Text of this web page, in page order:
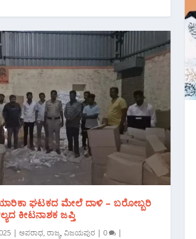
ಘಟಕದ ಮೇಲೆ ದಾಳಿ – ಬರೋಬ್ಬರಿ
ಕೀಟನಾಶಕ ಜಪ್ತಿ
|ಅಪರಾಧ,ರಾಜ್ಯ,ವಿಜಯಪುರ | 0 |